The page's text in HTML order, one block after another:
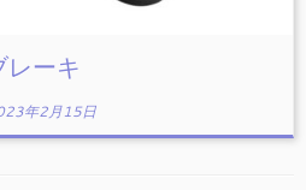
レーキ
年2月15日